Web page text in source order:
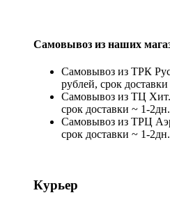
Самовывоз из наших
Самовывоз из ТРК
рублей, срок
Самовывоз из ТЦ
срок доставки ~ 1-2дн.
Самовывоз из ТРЦ
срок доставки ~ 1-2дн.
Курьер